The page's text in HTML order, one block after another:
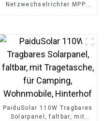
Netzwechselrichter MPPT
PaiduSolar 110W Tragbares
Solarpanel, faltbar, mit